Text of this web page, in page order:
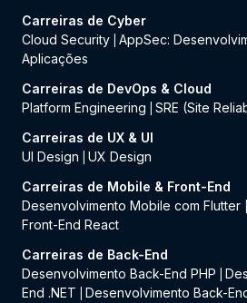
Carreiras de Cyber
Cloud Security AppSec:
Aplicações
Carreiras de DevOps & Cloud
Platform Engineering
SRE (Site
Carreiras de UX & UI
UI Design
UX Design
Carreiras de Mobile & Front-End
Desenvolvimento Mobile com Flutter
Front-End React
Carreiras de Back-End
Desenvolvimento Back-End PHP
End .NET
Desenvolvimento Back-